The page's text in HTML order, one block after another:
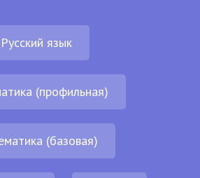
Русский язык
(профильная)
(базовая)